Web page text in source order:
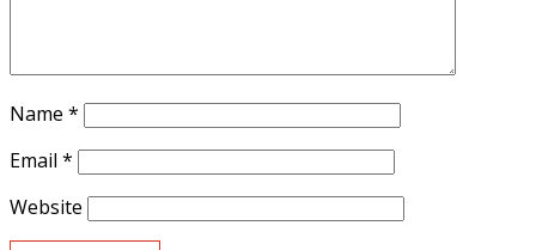
Name *
Email *
Website